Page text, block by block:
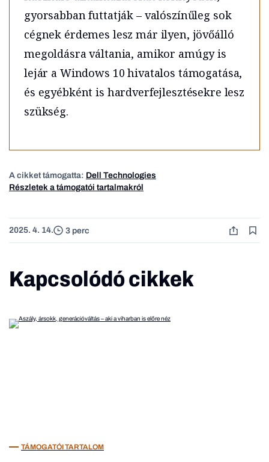
gyorsabban futtatják – valószínűleg sok
cégnek érdemes lesz már ilyen, jövőálló
megoldásra váltania, amikor amúgy is
lejár a Windows 10 hivatalos támogatása,
és egyébként is hardverfejlesztésekre lesz
szükség.
A cikket támogatta: Dell Technologies
Részletek a támogatói tartalmakról
2025. 4. 14. 3 perc
Kapcsolódó cikkek
TÁMOGATÓI TARTALOM